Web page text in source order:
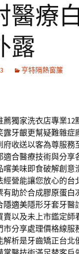
醫療
露
亨特隔熱窗簾
薦獨家洗衣店專業12
露牙齦更幫疑難雜
府收送以客為尊服
適合醫療技術與分享
嚐美味即食破解創意
經營能讓您放心的台
有助於合成膠原蛋白
隱適美隱形牙套牙醫
賣以及未上市鑑定師
市分享處理價格線
解析是牙齒矯正台北